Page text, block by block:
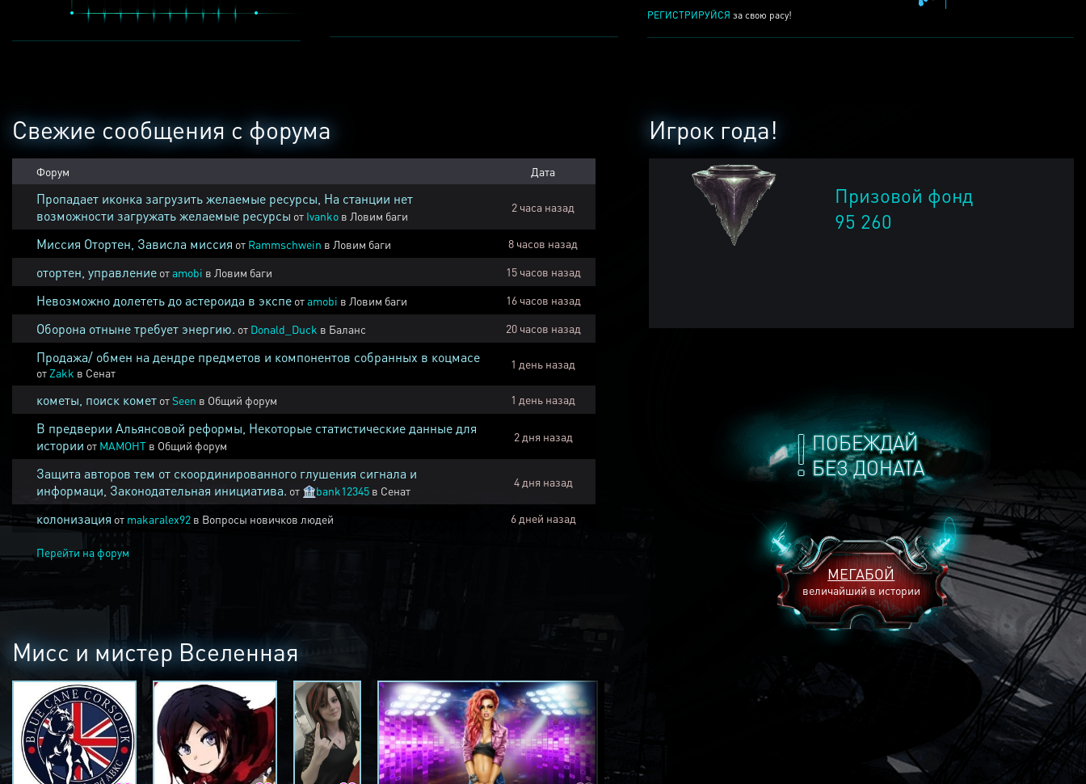
РЕГИСТРИРУЙСЯ за свою расу!
ПОБЕЖДАЙ
БЕЗ ДОНАТА
МЕГАБОЙ
величайший в истории
Игрок года!
Призовой фонд
95 260
Свежие сообщения с форума
Форум Дата
Пропадает иконка загрузить желаемые ресурсы, На станции нет
возможности загружать желаемые ресурсы от Ivanko в Ловим баги
2 часа назад
Миссия Отортен, Зависла миссия от Rammschwein в Ловим баги 8 часов назад
отортен, управление отamobi в Ловим баги 15 часов назад
Невозможно долететь до астероида в экспе отamobi в Ловим баги 16 часов назад
Оборона отныне требует энергию. от Donald_Duck в Баланс 20 часов назад
Продажа/ обмен на дендре предметов и компонентов собранных в коцмасе
от Zakk в Сенат
1 день назад
кометы, поиск комет отSeen в Общий форум 1 день назад
В предверии Альянсовой реформы, Некоторые статистические данные для
истории от MAMOHT в Общий форум
2 дня назад
Защита авторов тем от скоординированного глушения сигнала и
информаци, Законодательная инициатива. от 🏦bank12345 в Сенат
4 дня назад
колонизация от makaralex92 в Вопросы новичков людей 6 дней назад
Перейти на форум
Мисс и мистер Вселенная